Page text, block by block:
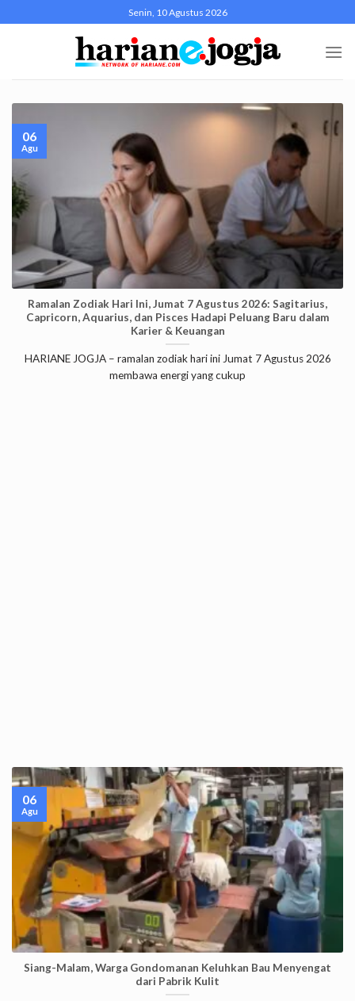
to
Senin, 10 Agustus 2026
Ramalan Zodiak Hari Ini, Jumat 7 Agustus 2026: Sagitarius,
Capricorn, Aquarius, dan Pisces Hadapi Peluang Baru dalam
Karier & Keuangan
HARIANE JOGJA – ramalan zodiak hari ini Jumat 7 Agustus 2026
membawa energi yang cukup
06
Agu
Siang-Malam, Warga Gondomanan Keluhkan Bau Menyengat
dari Pabrik Kulit
06
Agu